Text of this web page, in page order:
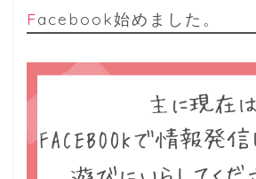
Facebook始めました。